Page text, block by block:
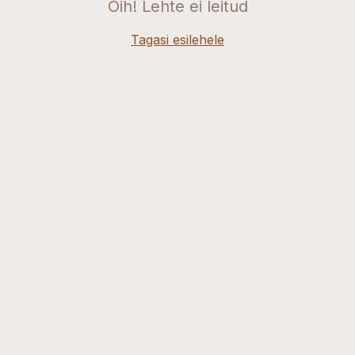
Oih! Lehte ei leitud
Tagasi esilehele